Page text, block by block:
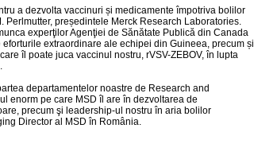
a dezvolta vaccinuri și medicamente împotriva bolilor
Perlmutter, președintele Merck Research Laboratories.
experţilor Agenţiei de Sănătate Publică din Canada
extraordinare ale echipei din Guineea, precum și
îl poate juca vaccinul nostru, rVSV-ZEBOV, în lupta
departamentelor noastre de Research and
enorm pe care MSD îl are în dezvoltarea de
precum şi leadership-ul nostru în aria bolilor
Director al MSD în România.